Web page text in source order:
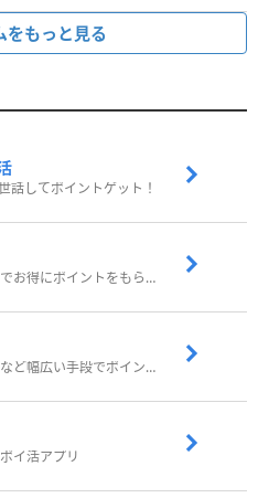
をもっと見る
話してポイントゲット！
歩いてポイ活！日常生活でお得にポイントをもらおう
歩いたりアンケート回答など幅広い手段でポイントをゲット
イ活アプリ